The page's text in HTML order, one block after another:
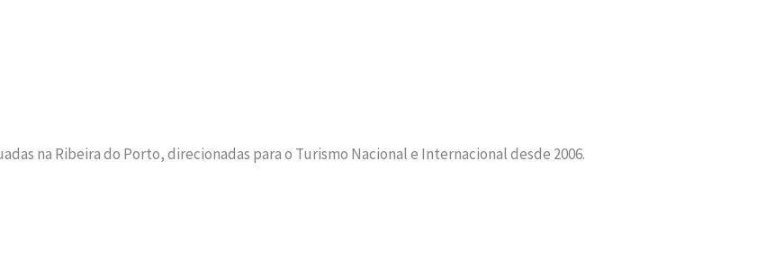
na Ribeira do Porto, direcionadas para o Turismo Nacional e Internacional desde 2006.